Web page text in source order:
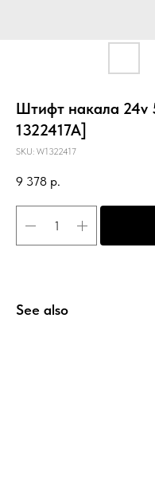
Штифт накала 24v
1322417A]
SKU: W1322417
9 378 р.
See also